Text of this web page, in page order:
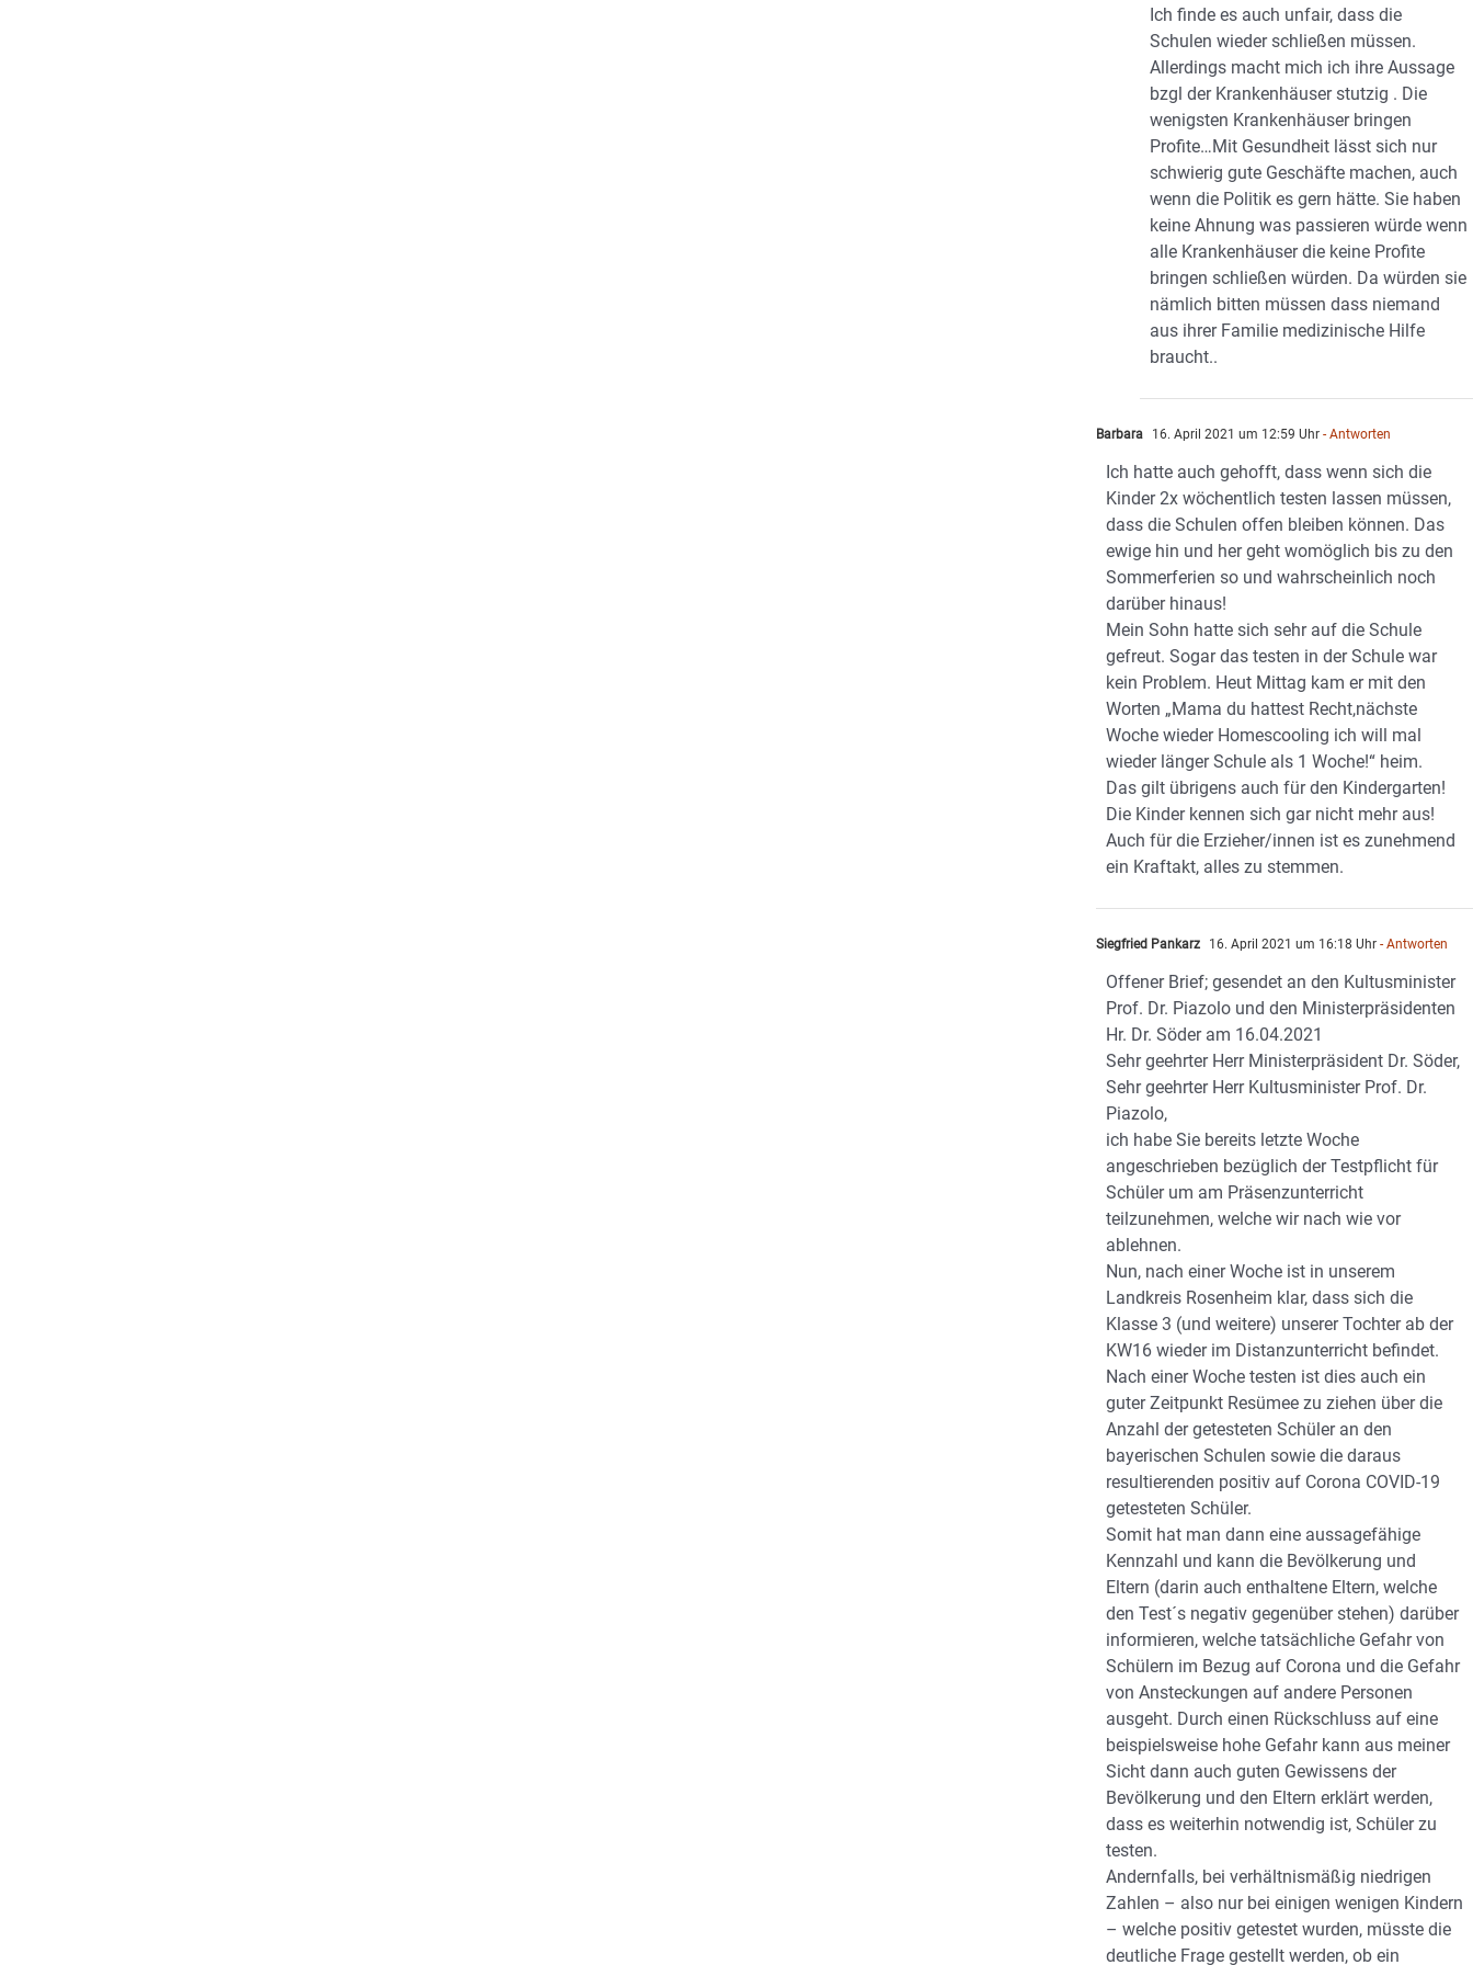
Ich finde es auch unfair, dass die
Schulen wieder schließen müssen.
Allerdings macht mich ich ihre Aussage
bzgl der Krankenhäuser stutzig . Die
wenigsten Krankenhäuser bringen
Profite…Mit Gesundheit lässt sich nur
schwierig gute Geschäfte machen, auch
wenn die Politik es gern hätte. Sie haben
keine Ahnung was passieren würde wenn
alle Krankenhäuser die keine Profite
bringen schließen würden. Da würden sie
nämlich bitten müssen dass niemand
aus ihrer Familie medizinische Hilfe
braucht..
Barbara 16. April 2021 um 12:59 Uhr - Antworten
Ich hatte auch gehofft, dass wenn sich die
Kinder 2x wöchentlich testen lassen müssen,
dass die Schulen offen bleiben können. Das
ewige hin und her geht womöglich bis zu den
Sommerferien so und wahrscheinlich noch
darüber hinaus!
Mein Sohn hatte sich sehr auf die Schule
gefreut. Sogar das testen in der Schule war
kein Problem. Heut Mittag kam er mit den
Worten „Mama du hattest Recht,nächste
Woche wieder Homescooling ich will mal
wieder länger Schule als 1 Woche!“ heim.
Das gilt übrigens auch für den Kindergarten!
Die Kinder kennen sich gar nicht mehr aus!
Auch für die Erzieher/innen ist es zunehmend
ein Kraftakt, alles zu stemmen.
Siegfried Pankarz 16. April 2021 um 16:18 Uhr - Antworten
Offener Brief; gesendet an den Kultusminister
Prof. Dr. Piazolo und den Ministerpräsidenten
Hr. Dr. Söder am 16.04.2021
Sehr geehrter Herr Ministerpräsident Dr. Söder,
Sehr geehrter Herr Kultusminister Prof. Dr.
Piazolo,
ich habe Sie bereits letzte Woche
angeschrieben bezüglich der Testpflicht für
Schüler um am Präsenzunterricht
teilzunehmen, welche wir nach wie vor
ablehnen.
Nun, nach einer Woche ist in unserem
Landkreis Rosenheim klar, dass sich die
Klasse 3 (und weitere) unserer Tochter ab der
KW16 wieder im Distanzunterricht befindet.
Nach einer Woche testen ist dies auch ein
guter Zeitpunkt Resümee zu ziehen über die
Anzahl der getesteten Schüler an den
bayerischen Schulen sowie die daraus
resultierenden positiv auf Corona COVID-19
getesteten Schüler.
Somit hat man dann eine aussagefähige
Kennzahl und kann die Bevölkerung und
Eltern (darin auch enthaltene Eltern, welche
den Test´s negativ gegenüber stehen) darüber
informieren, welche tatsächliche Gefahr von
Schülern im Bezug auf Corona und die Gefahr
von Ansteckungen auf andere Personen
ausgeht. Durch einen Rückschluss auf eine
beispielsweise hohe Gefahr kann aus meiner
Sicht dann auch guten Gewissens der
Bevölkerung und den Eltern erklärt werden,
dass es weiterhin notwendig ist, Schüler zu
testen.
Andernfalls, bei verhältnismäßig niedrigen
Zahlen – also nur bei einigen wenigen Kindern
– welche positiv getestet wurden, müsste die
deutliche Frage gestellt werden, ob ein